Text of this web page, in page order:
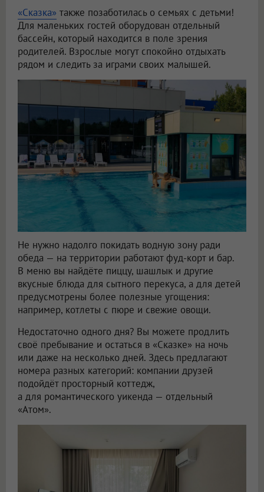
«Сказка» также позаботилась о семьях с детьми!
Для маленьких гостей оборудован отдельный
бассейн, который находится в поле зрения
родителей. Взрослые могут спокойно отдыхать
рядом и следить за играми своих малышей.
Не нужно надолго покидать водную зону ради
обеда — на территории работают фуд-корт и бар.
В меню вы найдёте пиццу, шашлык и другие
вкусные блюда для сытного перекуса, а для детей
предусмотрены более полезные угощения:
например, котлеты с пюре и свежие овощи.
Недостаточно одного дня? Вы можете продлить
своё пребывание и остаться в «Сказке» на ночь
или даже на несколько дней. Здесь предлагают
номера разных категорий: компании друзей
подойдёт просторный коттедж,
а для романтического уикенда — отдельный
«Атом».